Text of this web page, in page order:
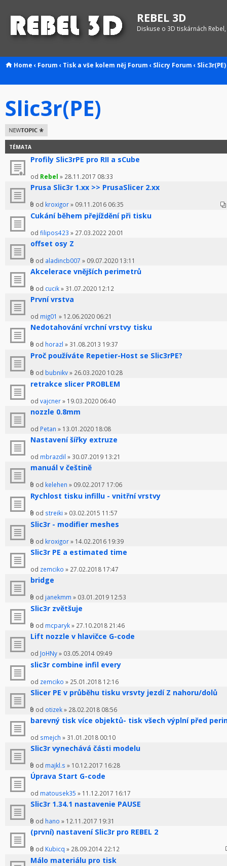
REBEL 3D
Diskuse o 3D tiskárnách
Home ‹ Forum ‹ Tisk a vše kolem něj Forum ‹ Slicry Forum ‹ Slic3r(PE)
Slic3r(PE)
Odeslat nové
téma
TÉMATA
Profily Slic3rPE pro RII a sCube
od Rebel » 28.11.2017 08:33
Prusa Slic3r 1.xx >> PrusaSlicer 2.xx
od kroxigor» 09.11.2016 06:35
Cukání během přejíždění při tisku
od filipos423 » 27.03.2022 20:01
offset osy Z
od aladincb007 » 09.07.2020 13:11
Akcelerace vnějších perimetrů
od cucik» 31.07.2020 12:12
První vrstva
od mig01 » 12.06.2020 06:21
Nedotahování vrchní vrstvy tisku
od horazl » 31.08.2013 19:37
Proč používáte Repetier-Host se Slic3rPE?
od bubnikv» 26.03.2020 10:28
retrakce slicer PROBLEM
od vajcner» 19.03.2020 06:40
nozzle 0.8mm
od Petan » 13.01.2020 18:08
Nastavení šířky extruze
od mbrazdil » 30.07.2019 13:21
manuál v češtině
od kelehen » 09.02.2017 17:06
Rychlost tisku infillu - vnitřní vrstvy
od streiki » 03.02.2015 11:57
Slic3r - modifier meshes
od kroxigor» 14.02.2016 19:39
Slic3r PE a estimated time
od zemciko » 27.02.2018 17:47
bridge
od janekmm » 03.01.2019 12:53
Slic3r zvětšuje
od mcparyk» 27.10.2018 21:46
Lift nozzle v hlavičce G-code
od JoHNy» 03.05.2014 09:49
slic3r combine infil every
od zemciko » 25.01.2018 12:16
Slicer PE v průběhu tisku vrsvty jezdí Z nahoru/dolů
od otizek» 28.02.2018 08:56
barevný tisk více objektů- tisk všech výplní před
od smejch » 31.01.2018 00:10
Slic3r vynechává části modelu
od majkl.s » 10.12.2017 16:28
Úprava Start G-code
od matousek35 » 11.12.2017 16:17
Slic3r 1.34.1 nastavenie PAUSE
od hano » 12.11.2017 19:31
(první) nastavení Slic3r pro REBEL 2
od Kubicq » 28.09.2014 22:12
Málo materiálu pro tisk